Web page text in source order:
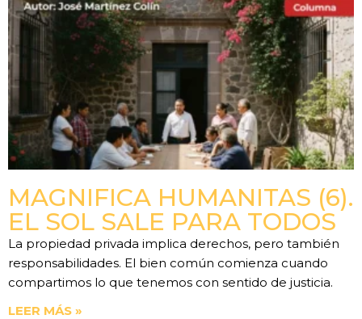
MAGNIFICA HUMANITAS (6).
EL SOL SALE PARA TODOS
La propiedad privada implica derechos, pero también
responsabilidades. El bien común comienza cuando
compartimos lo que tenemos con sentido de justicia.
LEER MÁS »